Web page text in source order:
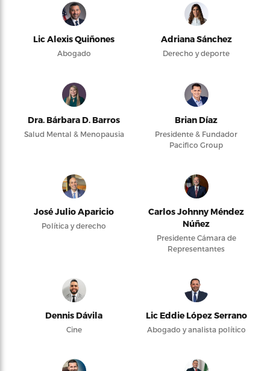
Lic Alexis Quiñones
Abogado
Adriana Sánchez
Derecho y deporte
Dra. Bárbara D. Barros
Salud Mental & Menopausia
Brian Díaz
Presidente & Fundador
Pacifico Group
José Julio Aparicio
Política y derecho
Carlos Johnny Méndez
Núñez
Presidente Cámara de
Representantes
Dennis Dávila
Cine
Lic Eddie López Serrano
Abogado y analista político